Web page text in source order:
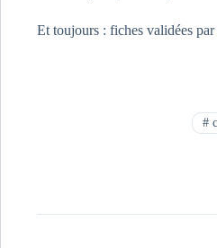
Et toujours : fiches validées
#